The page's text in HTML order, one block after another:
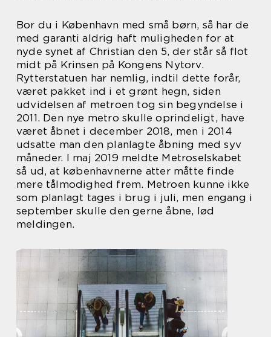
Bor du i København med små børn, så har de
med garanti aldrig haft muligheden for at
nyde synet af Christian den 5, der står så flot
midt på Krinsen på Kongens Nytorv.
Rytterstatuen har nemlig, indtil dette forår,
været pakket ind i et grønt hegn, siden
udvidelsen af metroen tog sin begyndelse i
2011. Den nye metro skulle oprindeligt, have
været åbnet i december 2018, men i 2014
udsatte man den planlagte åbning med syv
måneder. I maj 2019 meldte Metroselskabet
så ud, at københavnerne atter måtte finde
mere tålmodighed frem. Metroen kunne ikke
som planlagt tages i brug i juli, men engang i
september skulle den gerne åbne, lød
meldingen.